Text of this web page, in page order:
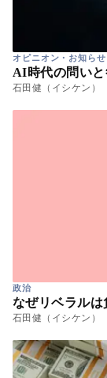
オピニオン・お知らせ
AI時代の問いと
石田健（イシケン）
政治
なぜリベラル
石田健（イシケン）